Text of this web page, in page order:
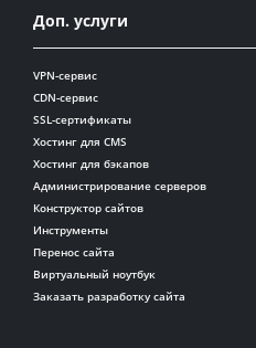
Доп. услуги
VPN-сервис
CDN-сервис
SSL-сертификаты
Хостинг для CMS
Хостинг для бэкапов
Администрирование серверов
Конструктор сайтов
Инструменты
Перенос сайта
Виртуальный ноутбук
Заказать разработку сайта